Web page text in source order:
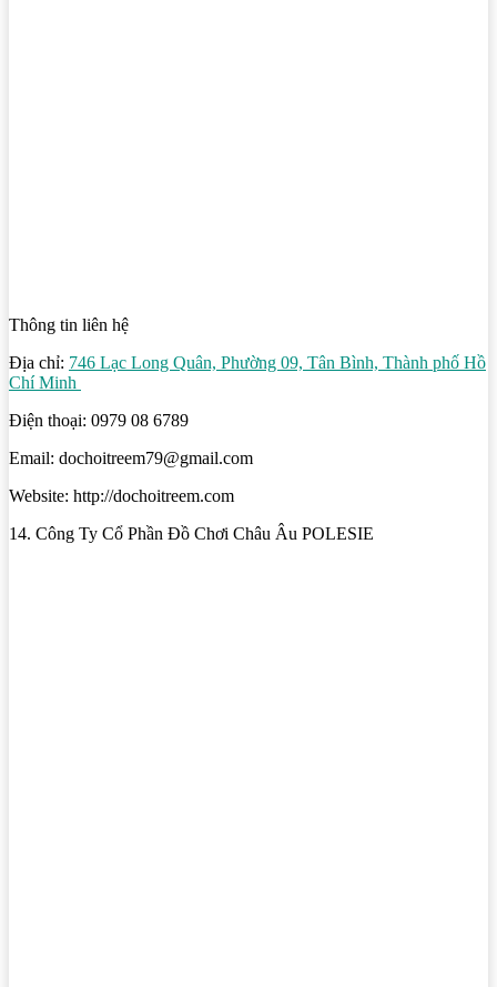
Thông tin liên hệ
Địa chỉ: 746 Lạc Long Quân, Phường 09, Tân Bình, Thành phố Hồ
Chí Minh
Điện thoại: 0979 08 6789
Email: dochoitreem79@gmail.com
Website: http://dochoitreem.com
14. Công Ty Cổ Phần Đồ Chơi Châu Âu POLESIE